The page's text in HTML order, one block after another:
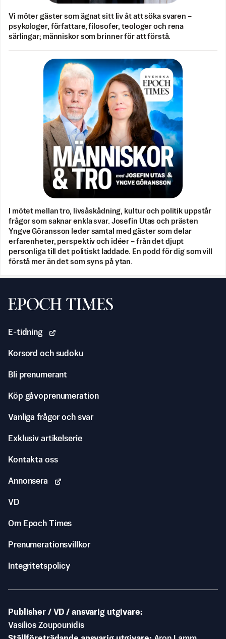
Vi möter gäster som ägnat sitt liv åt att söka svaren –
psykologer, författare, filosofer, teologer och rena
särlingar; människor som brinner för att förstå.
I mötet mellan tro, livsåskådning, kultur och politik uppstår
frågor som saknar enkla svar. Josefin Utas och prästen
Yngve Göransson leder samtal med gäster som delar
erfarenheter, perspektiv och idéer – från det djupt
personliga till det politiskt laddade. En podd för dig som vill
förstå mer än det som syns på ytan.
Svenska Epoch Times
E-tidning
Korsord och sudoku
Bli prenumerant
Köp gåvoprenumeration
Vanliga frågor och svar
Exklusiv artikelserie
Kontakta oss
Annonsera
VD
Om Epoch Times
Prenumerationsvillkor
Integritetspolicy
Publisher / VD / ansvarig utgivare
Vasilios Zoupounidis